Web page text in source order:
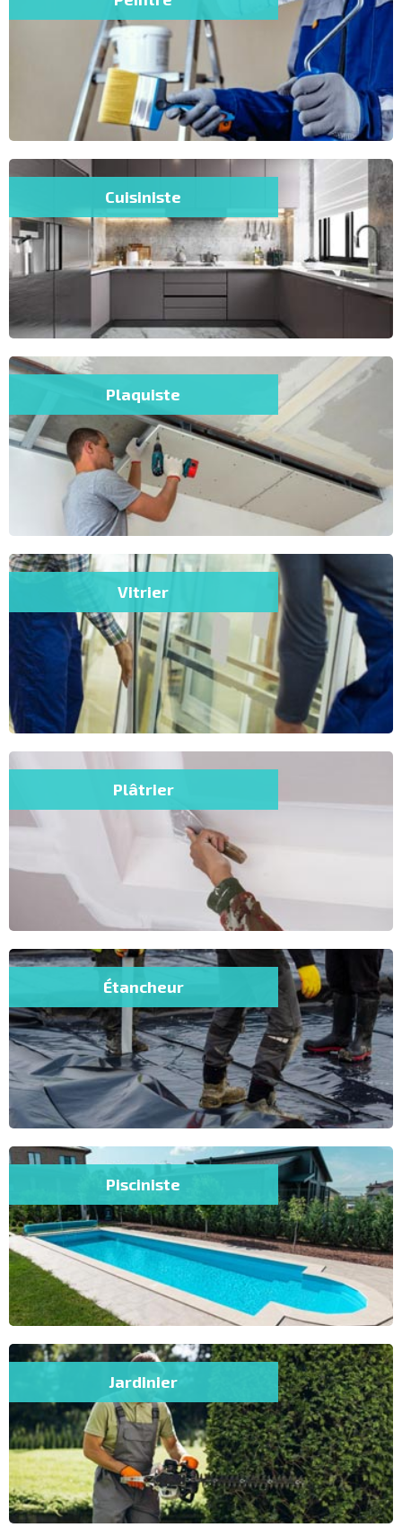
Cuisiniste
Plaquiste
Vitrier
Plâtrier
Étancheur
Pisciniste
Jardinier